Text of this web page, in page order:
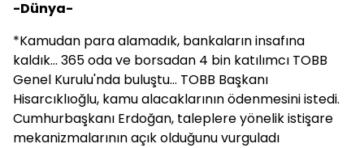
-Dünya-
*Kamudan para alamadık, bankaların insafına
kaldık... 365 oda ve borsadan 4 bin katılımcı TOBB
Genel Kurulu'nda buluştu... TOBB Başkanı
Hisarcıklıoğlu, kamu alacaklarının ödenmesini istedi.
Cumhurbaşkanı Erdoğan, taleplere yönelik istişare
mekanizmalarının açık olduğunu vurguladı